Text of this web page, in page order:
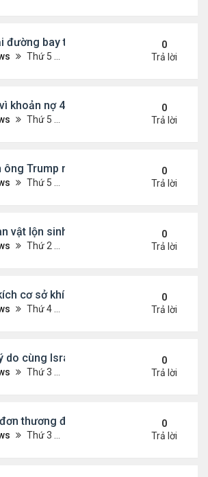
đường bay thẳng tới Venezuela sau 7
Thứ 5 Tháng 4 30, 2026 4:27 pm
0
Trả lời
khoản nợ 400 USD với ban quản trị khu
Thứ 5 Tháng 4 23, 2026 4:30 pm
0
Trả lời
ông Trump ra quyết định tấn công Iran
Thứ 5 Tháng 4 09, 2026 5:43 pm
0
Trả lời
vật lộn sinh tồn giữa chiến sự
Thứ 2 Tháng 3 30, 2026 4:55 pm
0
Trả lời
cơ sở khí LNG lớn nhất thế giới ở
Thứ 4 Tháng 3 18, 2026 5:56 pm
0
Trả lời
do cùng Israel không kích Iran
Thứ 3 Tháng 3 03, 2026 6:39 pm
0
Trả lời
thương độc mã của Iran trước sức
Thứ 3 Tháng 2 24, 2026 6:01 pm
0
Trả lời